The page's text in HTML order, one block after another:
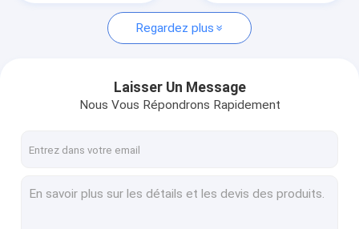
Édulcorant naturel d'érythritol
Édulcorant en poudre d'érythritol
Substitut d'édulcorant d'érythritol
Regardez plus
Laisser Un Message
Nous Vous Répondrons Rapidement